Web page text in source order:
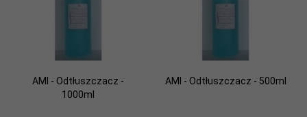
AMI - Odtłuszczacz -
1000ml
AMI - Odtłuszczacz - 500ml